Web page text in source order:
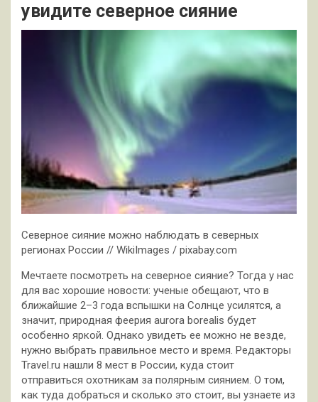
увидите северное сияние
Северное сияние можно наблюдать в северных
регионах России // WikiImages / pixabay.com
Мечтаете посмотреть на северное сияние? Тогда у нас
для вас хорошие новости: ученые обещают, что в
ближайшие 2–3 года вспышки на Солнце усилятся, а
значит, природная феерия aurora borealis будет
особенно яркой. Однако увидеть ее можно не везде,
нужно выбрать правильное место и время. Редакторы
Travel.ru нашли 8 мест в России, куда стоит
отправиться охотникам за полярным сиянием. О том,
как туда добраться и сколько это стоит, вы узнаете из